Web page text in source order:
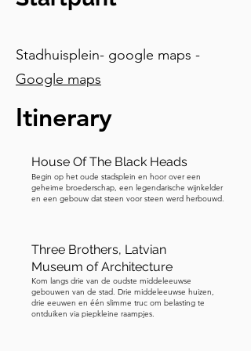
verwoest, waarbij de Rode Zaal bijna
volledig werd vernietigd. Gelukkig
kunstwerken of andere collecties van
het kasteel verloren, en het werd
kasteel is ook het onderwerp van een
beroemde Letse legende. Ongeveer
Livonia binnen, dat het grootste deel
van de huidige Baltische staten
omvatte, inclusief Riga. Enkele jaren
later belegerde de Livonische koning
Stefan Bathory de Russische stad
Stadhuisplein- google maps -
Google maps
Itinerary
House Of The Black Heads
Begin op het oude stadsplein en hoor over een
geheime broederschap, een legendarische wijnkelder
en een gebouw dat steen voor steen werd herbouwd.
Three Brothers, Latvian
Museum of Architecture
Kom langs drie van de oudste middeleeuwse
gebouwen van de stad. Drie middeleeuwse huizen,
drie eeuwen en één slimme truc om belasting te
ontduiken via piepkleine raampjes.